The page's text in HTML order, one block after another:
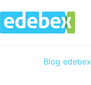
Blog edebex